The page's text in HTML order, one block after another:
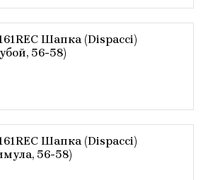
Шапка (Dispacci)
56-58)
Шапка (Dispacci)
56-58)